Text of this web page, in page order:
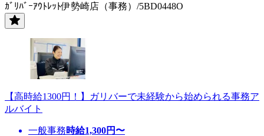
ｶﾞﾘﾊﾞｰｱｳﾄﾚｯﾄ伊勢崎店（事務）/5BD0448O
【高時給1300円！】ガリバーで未経験から始められる事務ア
ルバイト
一般事務時給1,300円〜